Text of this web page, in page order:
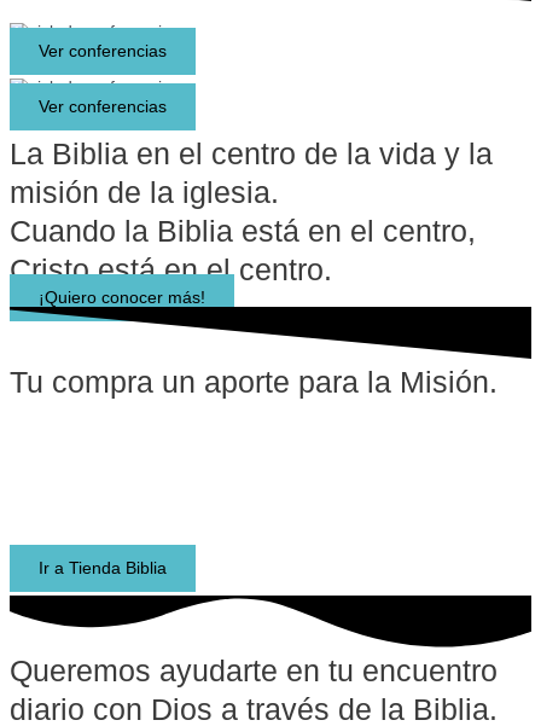
Ver conferencias
Ver conferencias
La Biblia en el centro de la vida y la
misión de la iglesia.
Cuando la Biblia está en el centro,
Cristo está en el centro.
¡Quiero conocer más!
Tu compra un aporte para la Misión.
Ir a Tienda Biblia
Queremos ayudarte en tu encuentro
diario con Dios a través de la Biblia.​